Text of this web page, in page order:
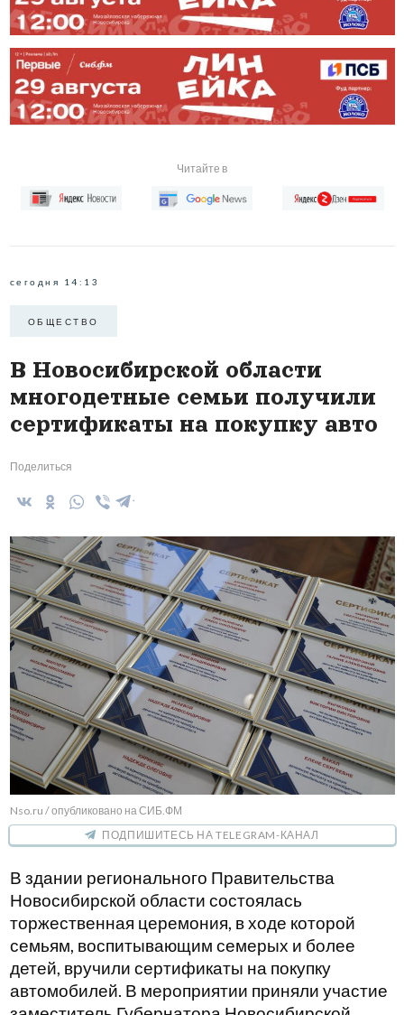
Читайте в
сегодня 14:13
ОБЩЕСТВО
В Новосибирской области
многодетные семьи получили
сертификаты на покупку авто
Поделиться
Nso.ru / опубликовано на СИБ.ФМ
ПОДПИШИТЕСЬ НА TELEGRAM-КАНАЛ
В здании регионального Правительства
Новосибирской области состоялась
торжественная церемония, в ходе которой
семьям, воспитывающим семерых и более
детей, вручили сертификаты на покупку
автомобилей. В мероприятии приняли участие